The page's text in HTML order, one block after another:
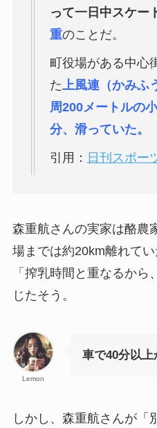
って一日中スケー
重のことだ。
町役場がある中心
た 上風連（かみ
周200メートルの
分、滑っていた。
引用： 日刊スポー
森重航さんの実家は酪農
場までは約20km離れて
「搾乳時間と重なるか
じたそう。
Lemon
車で40分以
しかし、森重航さんが「